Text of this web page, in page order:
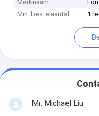
Merknaam
Min. bestelaantal
1
Mr. Michael Liu